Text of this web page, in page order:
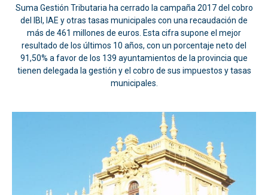
Suma Gestión Tributaria ha cerrado la campaña 2017 del cobro
del IBI, IAE y otras tasas municipales con una recaudación de
más de 461 millones de euros. Esta cifra supone el mejor
resultado de los últimos 10 años, con un porcentaje neto del
91,50% a favor de los 139 ayuntamientos de la provincia que
tienen delegada la gestión y el cobro de sus impuestos y tasas
municipales.